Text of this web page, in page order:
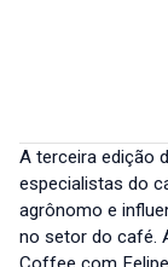
A terceira edição
especialistas do
agrônomo e
no setor do café.